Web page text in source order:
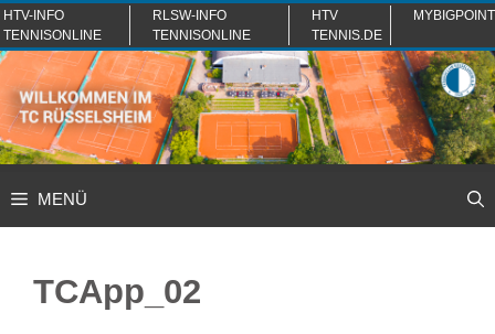
Zum
Inhalt
springen
HTV-INFO
TENNISONLINE
RLSW-INFO
TENNISONLINE
HTV
TENNIS.DE
MYBIGPOINT
MENÜ
TCApp_02